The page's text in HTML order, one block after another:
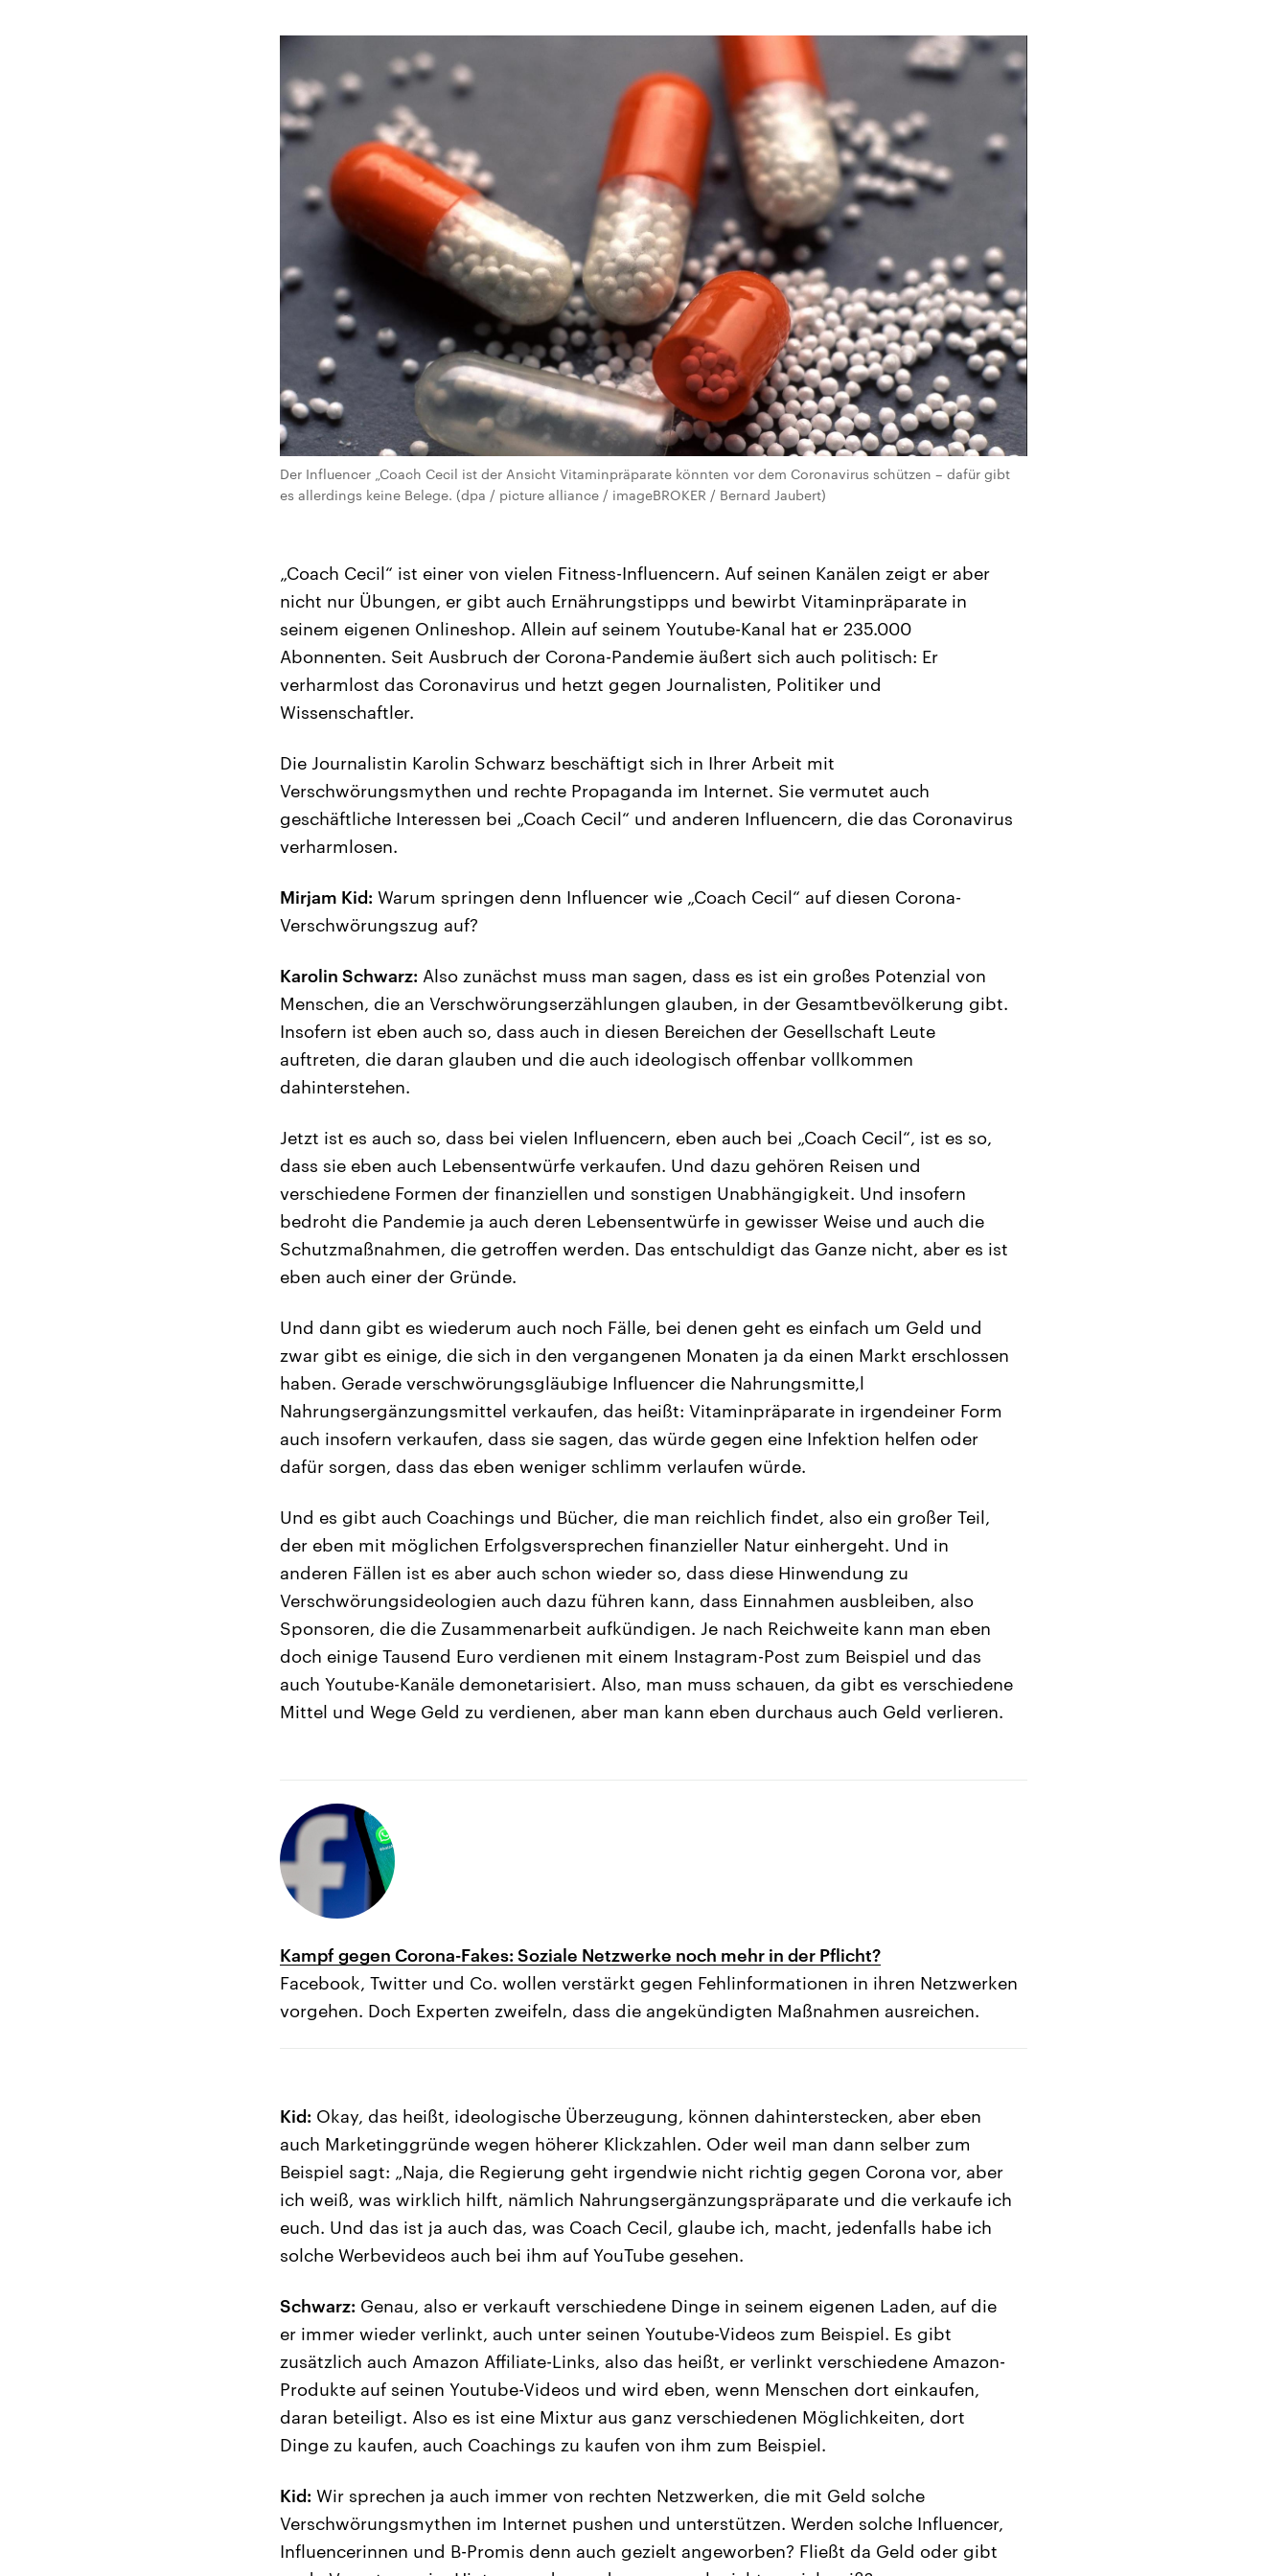
Der Influencer „Coach Cecil ist der Ansicht Vitaminpräparate könnten vor dem Coronavirus schützen – dafür gibt
es allerdings keine Belege. (dpa / picture alliance / imageBROKER / Bernard Jaubert)
„Coach Cecil“ ist einer von vielen Fitness-Influencern. Auf seinen Kanälen zeigt er aber
nicht nur Übungen, er gibt auch Ernährungstipps und bewirbt Vitaminpräparate in
seinem eigenen Onlineshop. Allein auf seinem Youtube-Kanal hat er 235.000
Abonnenten. Seit Ausbruch der Corona-Pandemie äußert sich auch politisch: Er
verharmlost das Coronavirus und hetzt gegen Journalisten, Politiker und
Wissenschaftler.
Die Journalistin Karolin Schwarz beschäftigt sich in Ihrer Arbeit mit
Verschwörungsmythen und rechte Propaganda im Internet. Sie vermutet auch
geschäftliche Interessen bei „Coach Cecil“ und anderen Influencern, die das Coronavirus
verharmlosen.
Mirjam Kid: Warum springen denn Influencer wie „Coach Cecil“ auf diesen Corona-
Verschwörungszug auf?
Karolin Schwarz: Also zunächst muss man sagen, dass es ist ein großes Potenzial von
Menschen, die an Verschwörungserzählungen glauben, in der Gesamtbevölkerung gibt.
Insofern ist eben auch so, dass auch in diesen Bereichen der Gesellschaft Leute
auftreten, die daran glauben und die auch ideologisch offenbar vollkommen
dahinterstehen.
Jetzt ist es auch so, dass bei vielen Influencern, eben auch bei „Coach Cecil“, ist es so,
dass sie eben auch Lebensentwürfe verkaufen. Und dazu gehören Reisen und
verschiedene Formen der finanziellen und sonstigen Unabhängigkeit. Und insofern
bedroht die Pandemie ja auch deren Lebensentwürfe in gewisser Weise und auch die
Schutzmaßnahmen, die getroffen werden. Das entschuldigt das Ganze nicht, aber es ist
eben auch einer der Gründe.
Und dann gibt es wiederum auch noch Fälle, bei denen geht es einfach um Geld und
zwar gibt es einige, die sich in den vergangenen Monaten ja da einen Markt erschlossen
haben. Gerade verschwörungsgläubige Influencer die Nahrungsmitte,l
Nahrungsergänzungsmittel verkaufen, das heißt: Vitaminpräparate in irgendeiner Form
auch insofern verkaufen, dass sie sagen, das würde gegen eine Infektion helfen oder
dafür sorgen, dass das eben weniger schlimm verlaufen würde.
Und es gibt auch Coachings und Bücher, die man reichlich findet, also ein großer Teil,
der eben mit möglichen Erfolgsversprechen finanzieller Natur einhergeht. Und in
anderen Fällen ist es aber auch schon wieder so, dass diese Hinwendung zu
Verschwörungsideologien auch dazu führen kann, dass Einnahmen ausbleiben, also
Sponsoren, die die Zusammenarbeit aufkündigen. Je nach Reichweite kann man eben
doch einige Tausend Euro verdienen mit einem Instagram-Post zum Beispiel und das
auch Youtube-Kanäle demonetarisiert. Also, man muss schauen, da gibt es verschiedene
Mittel und Wege Geld zu verdienen, aber man kann eben durchaus auch Geld verlieren.
Kampf gegen Corona-Fakes: Soziale Netzwerke noch mehr in der Pflicht?
Facebook, Twitter und Co. wollen verstärkt gegen Fehlinformationen in ihren Netzwerken
vorgehen. Doch Experten zweifeln, dass die angekündigten Maßnahmen ausreichen.
Kid: Okay, das heißt, ideologische Überzeugung, können dahinterstecken, aber eben
auch Marketinggründe wegen höherer Klickzahlen. Oder weil man dann selber zum
Beispiel sagt: „Naja, die Regierung geht irgendwie nicht richtig gegen Corona vor, aber
ich weiß, was wirklich hilft, nämlich Nahrungsergänzungspräparate und die verkaufe ich
euch. Und das ist ja auch das, was Coach Cecil, glaube ich, macht, jedenfalls habe ich
solche Werbevideos auch bei ihm auf YouTube gesehen.
Schwarz: Genau, also er verkauft verschiedene Dinge in seinem eigenen Laden, auf die
er immer wieder verlinkt, auch unter seinen Youtube-Videos zum Beispiel. Es gibt
zusätzlich auch Amazon Affiliate-Links, also das heißt, er verlinkt verschiedene Amazon-
Produkte auf seinen Youtube-Videos und wird eben, wenn Menschen dort einkaufen,
daran beteiligt. Also es ist eine Mixtur aus ganz verschiedenen Möglichkeiten, dort
Dinge zu kaufen, auch Coachings zu kaufen von ihm zum Beispiel.
Kid: Wir sprechen ja auch immer von rechten Netzwerken, die mit Geld solche
Verschwörungsmythen im Internet pushen und unterstützen. Werden solche Influencer,
Influencerinnen und B-Promis denn auch gezielt angeworben? Fließt da Geld oder gibt